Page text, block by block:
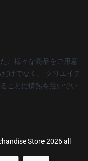
、様々な商品をご用意
けでなく、 クリエイテ
ことに情熱を注いでい
Store 2026 all